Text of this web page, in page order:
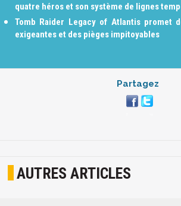
quatre héros et son système de lignes
Tomb Raider Legacy of Atlantis promet
exigeantes et des pièges impitoyables
Partagez
AUTRES ARTICLES